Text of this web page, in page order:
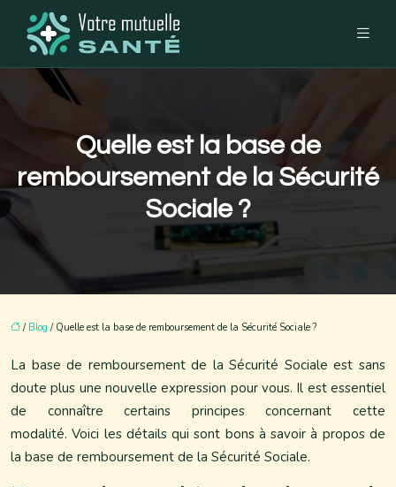
Quelle est la base de
remboursement de la Sécurité
Sociale ?
/ Blog / Quelle est la base de remboursement de la Sécurité Sociale ?
La base de remboursement de la Sécurité Sociale est sans
doute plus une nouvelle expression pour vous. Il est essentiel
de connaître certains principes concernant cette
modalité. Voici les détails qui sont bons à savoir à propos de
la base de remboursement de la Sécurité Sociale.